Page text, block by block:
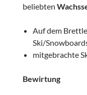
beliebten
Auf dem
Ski/
mitgebrachte
Bewirtung